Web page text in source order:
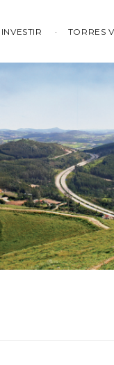
TORRES